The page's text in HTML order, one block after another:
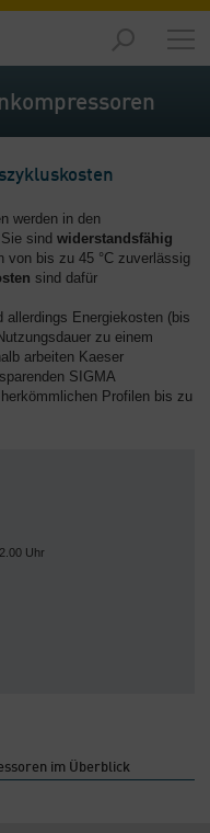
werden in den
sind widerstandsfähig
von bis zu 45 °C zuverlässig
sind dafür
allerdings Energiekosten (bis
zu einem
arbeiten Kaeser
SIGMA
Profilen bis zu
Uhr
im Überblick